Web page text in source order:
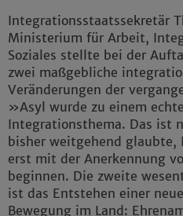
Integrationsstaatssekretär
Ministerium für Arbeit,
Soziales stellte bei der
zwei maßgebliche
Veränderungen der
»Asyl wurde zu einem
Integrationsthema. Das ist
bisher weitgehend glaubte,
erst mit der Anerkennung
beginnen. Die zweite
ist das Entstehen einer
Bewegung im Land: